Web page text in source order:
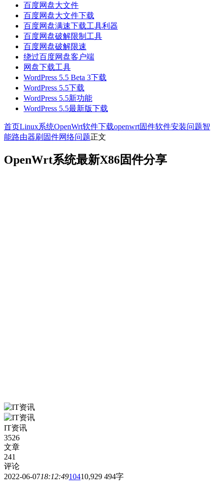
百度网盘大文件
百度网盘大文件下载
百度网盘满速下载工具利器
百度网盘破解限制工具
百度网盘破解限速
绕过百度网盘客户端
网盘下载工具
WordPress 5.5 Beta 3下载
WordPress 5.5下载
WordPress 5.5新功能
WordPress 5.5最新版下载
首页Linux系统OpenWrt软件下载openwrt固件软件安装问题智
能路由器刷固件网络问题正文
OpenWrt系统最新X86固件分享
IT资讯
3526
文章
241
评论
2022-06-0718:12:4910410,929 494字